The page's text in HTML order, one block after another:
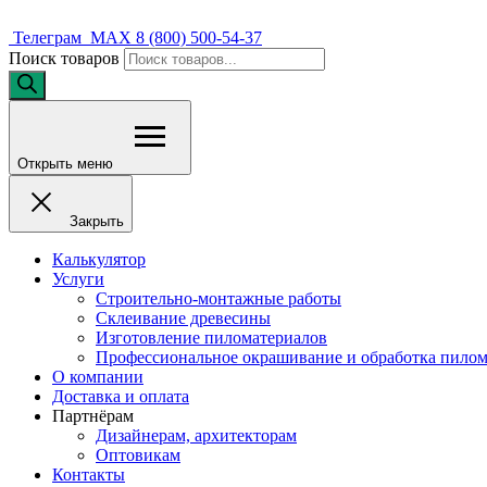
Телеграм MAX 8 (800) 500-54-37
Поиск товаров
Открыть меню
Закрыть
Калькулятор
Услуги
Строительно-монтажные работы
Склеивание древесины
Изготовление пиломатериалов
Профессиональное окрашивание и обработка
О компании
Доставка и оплата
Партнёрам
Дизайнерам, архитекторам
Оптовикам
Контакты